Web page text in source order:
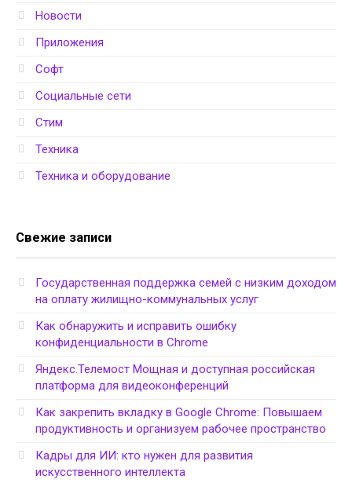
Новости
Приложения
Софт
Социальные сети
Стим
Техника
Техника и оборудование
Свежие записи
Государственная поддержка семей с низким доходом
на оплату жилищно-коммунальных услуг
Как обнаружить и исправить ошибку
конфиденциальности в Chrome
Яндекс.Телемост Мощная и доступная российская
платформа для видеоконференций
Как закрепить вкладку в Google Chrome: Повышаем
продуктивность и организуем рабочее пространство
Кадры для ИИ: кто нужен для развития
искусственного интеллекта